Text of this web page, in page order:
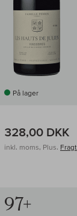
På lager
328,00 DKK
inkl. moms, Plus. Fragt
97+